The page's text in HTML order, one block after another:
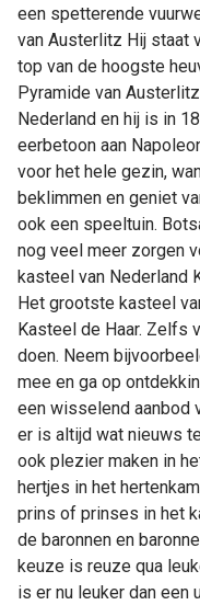
een spetterende
van Austerlitz Hij staat
top van de hoogste
Pyramide van
Nederland en hij is in
eerbetoon aan
voor het hele gezin,
beklimmen en geniet
ook een speeltuin.
nog veel meer zorgen
kasteel van Nederland
Het grootste kasteel
Kasteel de Haar. Zelfs
doen. Neem
mee en ga op
een wisselend aanbod
er is altijd wat nieuws
ook plezier maken in
hertjes in het
prins of prinses in het
de baronnen en
keuze is reuze qua
is er nu leuker dan een